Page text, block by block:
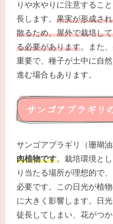
りや水やりに注意するこ
長します。 果実が形成さ
散るため、屋外で栽培し
る必要があります。また
重要で、種子が土中に自
進む場合もあります。
サンゴアブラギリ
サンゴアブラギリ（珊瑚
肉植物です。栽培環境と
り当たる場所が理想的で
必要です。この日光が植
に大きく影響します。日
徒長してしまい、花がつ